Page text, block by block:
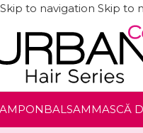
Skip to navigation Skip to
BALSAMMASCĂ